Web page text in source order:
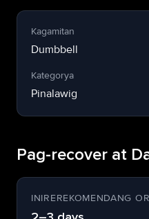
Kagamitan
Dumbbell
Kategorya
Pinalawig
Pag-recover at
INIREREKOMENDANG